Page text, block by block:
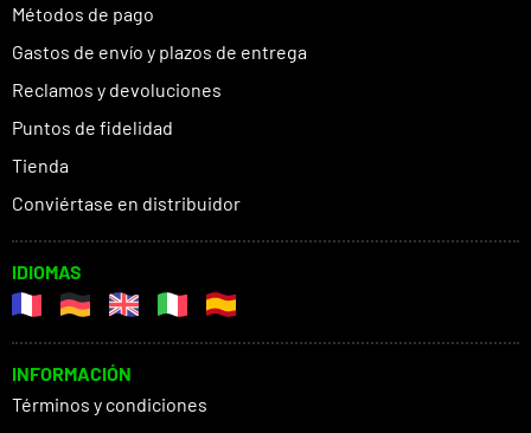
Métodos de pago
Gastos de envío y plazos de entrega
Reclamos y devoluciones
Puntos de fidelidad
Tienda
Conviértase en distribuidor
IDIOMAS
INFORMACIÓN
Términos y condiciones